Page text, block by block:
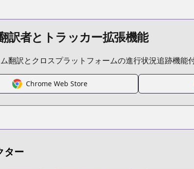
series/the-founder-of-
English
series/
訳者とトラッカー拡張機能
翻訳とクロスプラットフォームの進行状況追跡機能
Chrome Web Store
ター